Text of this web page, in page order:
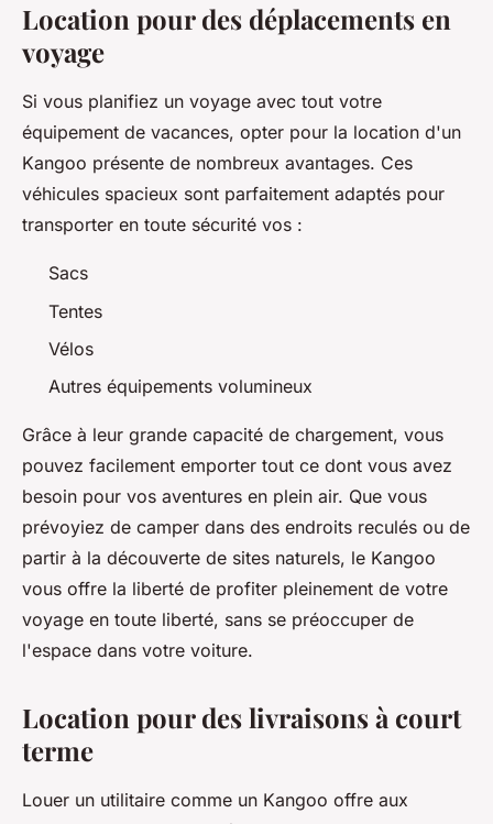
Location pour des déplacements en
voyage
Si vous planifiez un voyage avec tout votre
équipement de vacances, opter pour la location d'un
Kangoo présente de nombreux avantages. Ces
véhicules spacieux sont parfaitement adaptés pour
transporter en toute sécurité vos :
Sacs
Tentes
Vélos
Autres équipements volumineux
Grâce à leur grande capacité de chargement, vous
pouvez facilement emporter tout ce dont vous avez
besoin pour vos aventures en plein air. Que vous
prévoyiez de camper dans des endroits reculés ou de
partir à la découverte de sites naturels, le Kangoo
vous offre la liberté de profiter pleinement de votre
voyage en toute liberté, sans se préoccuper de
l'espace dans votre voiture.
Location pour des livraisons à court
terme
Louer un utilitaire comme un Kangoo offre aux